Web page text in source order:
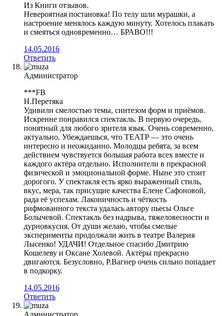
Из Книги отзывов.
Невероятная постановка! По телу шли мурашки, а
настроение менялось каждую минуту. Хотелось плакать
и смеяться одновременно… БРАВО!!!
14.05.2016
Ответить
Администратор
***FB
Н.Перетяка
Удивили смелостью темы, синтезом форм и приёмов.
Искренне понравился спектакль. В первую очередь,
понятный для любого зрителя язык. Очень современно,
актуально. Убеждаешься, что ТЕАТР — это очень
интересно и неожиданно. Молодцы ребята, за всем
действием чувствуется большая работа всех вместе и
каждого актёра отдельно. Исполнители в прекрасной
физической и эмоциональной форме. Ныне это стоит
дорогого. У спектакля есть ярко выраженный стиль,
вкус, мера, так присущие качества Елене Сафоновой,
рада её успехам. Лаконичность и чёткость
рифмованного текста удалась автору пьесы Ольге
Болычевой. Спектакль без надрыва, тяжеловесности и
дурновкусия. От души желаю, чтобы смелые
эксперименты продолжали жить в театре Валерия
Лысенко! УДАЧИ! Отдельное спасибо Дмитрию
Кошелеву и Оксане Холевой. Актёры прекрасно
двигаются. Безусловно, Р.Вагнер очень сильно попадает
в подкорку.
14.05.2016
Ответить
Администратор